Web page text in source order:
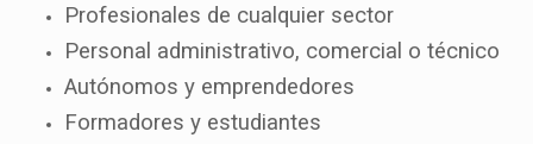
Profesionales de cualquier sector
Personal administrativo, comercial o técnico
Autónomos y emprendedores
Formadores y estudiantes